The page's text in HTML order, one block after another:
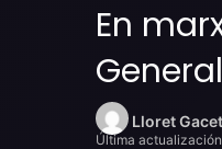
En
Lloret
Última